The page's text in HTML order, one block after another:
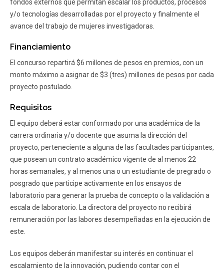
fondos externos que permitan escalar los productos, procesos
y/o tecnologías desarrolladas por el proyecto y finalmente el
avance del trabajo de mujeres investigadoras.
Financiamiento
El concurso repartirá $6 millones de pesos en premios, con un
monto máximo a asignar de $3 (tres) millones de pesos por cada
proyecto postulado.
Requisitos
El equipo deberá estar conformado por una académica de la
carrera ordinaria y/o docente que asuma la dirección del
proyecto, perteneciente a alguna de las facultades participantes,
que posean un contrato académico vigente de al menos 22
horas semanales, y al menos una o un estudiante de pregrado o
posgrado que participe activamente en los ensayos de
laboratorio para generar la prueba de concepto o la validación a
escala de laboratorio. La directora del proyecto no recibirá
remuneración por las labores desempeñadas en la ejecución de
este.
Los equipos deberán manifestar su interés en continuar el
escalamiento de la innovación, pudiendo contar con el